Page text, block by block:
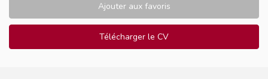
Ajouter aux favoris
Télécharger le CV